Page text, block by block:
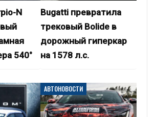
N
540°
Bugatti превратила
трековый Bolide в
дорожный гиперкар
на 1578 л.с.
АВТОНОВОСТИ